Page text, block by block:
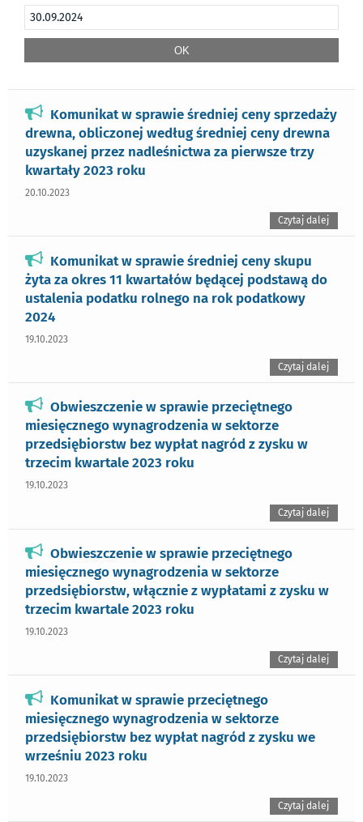
Komunikat w sprawie średniej ceny sprzedaży
drewna, obliczonej według średniej ceny drewna
uzyskanej przez nadleśnictwa za pierwsze trzy
kwartały 2023 roku
20.10.2023
Czytaj dalej
Komunikat w sprawie średniej ceny skupu
żyta za okres 11 kwartałów będącej podstawą do
ustalenia podatku rolnego na rok podatkowy
2024
19.10.2023
Czytaj dalej
Obwieszczenie w sprawie przeciętnego
miesięcznego wynagrodzenia w sektorze
przedsiębiorstw bez wypłat nagród z zysku w
trzecim kwartale 2023 roku
19.10.2023
Czytaj dalej
Obwieszczenie w sprawie przeciętnego
miesięcznego wynagrodzenia w sektorze
przedsiębiorstw, włącznie z wypłatami z zysku w
trzecim kwartale 2023 roku
19.10.2023
Czytaj dalej
Komunikat w sprawie przeciętnego
miesięcznego wynagrodzenia w sektorze
przedsiębiorstw bez wypłat nagród z zysku we
wrześniu 2023 roku
19.10.2023
Czytaj dalej